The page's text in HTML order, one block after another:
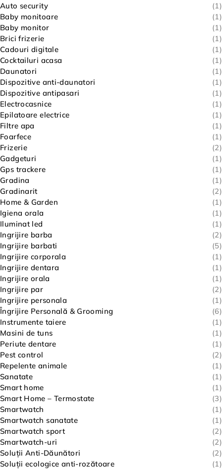
Auto security
(1)
Baby monitoare
(1)
Baby monitor
(1)
Brici frizerie
(1)
Cadouri digitale
(1)
Cocktailuri acasa
(1)
Daunatori
(1)
Dispozitive anti-daunatori
(1)
Dispozitive antipasari
(1)
Electrocasnice
(1)
Epilatoare electrice
(1)
Filtre apa
(1)
Foarfece
(1)
Frizerie
(2)
Gadgeturi
(1)
Gps trackere
(1)
Gradina
(1)
Gradinarit
(2)
Home & Garden
(1)
Igiena orala
(1)
Iluminat led
(1)
Ingrijire barba
(2)
Ingrijire barbati
(5)
Ingrijire corporala
(1)
Ingrijire dentara
(1)
Ingrijire orala
(1)
Ingrijire par
(2)
Ingrijire personala
(1)
Îngrijire Personală & Grooming
(6)
Instrumente taiere
(1)
Masini de tuns
(1)
Periute dentare
(1)
Pest control
(2)
Repelente animale
(1)
Sanatate
(1)
Smart home
(1)
Smart Home – Termostate
(3)
Smartwatch
(1)
Smartwatch sanatate
(1)
Smartwatch sport
(2)
Smartwatch-uri
(2)
Soluții Anti-Dăunători
(2)
Soluții ecologice anti-rozătoare
(1)